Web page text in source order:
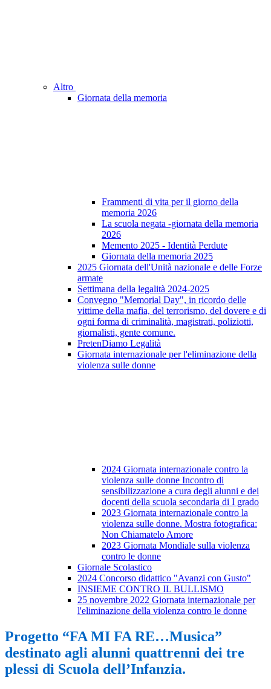
Altro
Giornata della memoria
Frammenti di vita per il giorno della
memoria 2026
La scuola negata -giornata della memoria
2026
Memento 2025 - Identità Perdute
Giornata della memoria 2025
2025 Giornata dell'Unità nazionale e delle Forze
armate
Settimana della legalità 2024-2025
Convegno "Memorial Day", in ricordo delle
vittime della mafia, del terrorismo, del dovere e di
ogni forma di criminalità, magistrati, poliziotti,
giornalisti, gente comune.
PretenDiamo Legalità
Giornata internazionale per l'eliminazione della
violenza sulle donne
2024 Giornata internazionale contro la
violenza sulle donne Incontro di
sensibilizzazione a cura degli alunni e dei
docenti della scuola secondaria di I grado
2023 Giornata internazionale contro la
violenza sulle donne. Mostra fotografica:
Non Chiamatelo Amore
2023 Giornata Mondiale sulla violenza
contro le donne
Giornale Scolastico
2024 Concorso didattico "Avanzi con Gusto"
INSIEME CONTRO IL BULLISMO
25 novembre 2022 Giornata internazionale per
l'eliminazione della violenza contro le donne
Progetto “FA MI FA RE…Musica”
destinato agli alunni quattrenni dei tre
plessi di Scuola dell’Infanzia.